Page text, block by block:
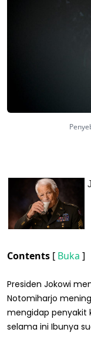
Contents [ Buka ]
Presiden Jokowi
Notomiharjo
mengidap penyakit
selama ini Ibunya